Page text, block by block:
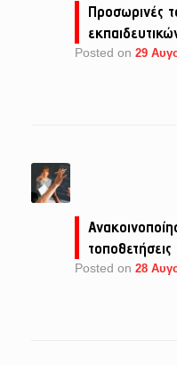
Προσωρινές
Posted on 29
Posted on 28